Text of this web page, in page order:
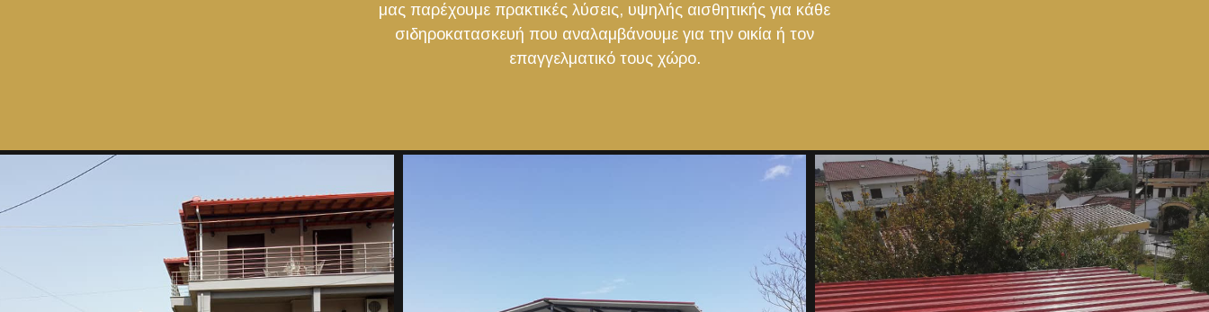
μας παρέχουμε πρακτικές λύσεις, υψηλής αισθητικής για κάθε
σιδηροκατασκευή που αναλαμβάνουμε για την οικία ή τον
επαγγελματικό τους χώρο.